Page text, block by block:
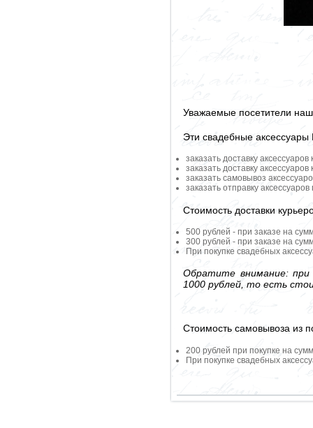
Уважаемые посетители
Эти свадебные
заказать доставку
заказать доставку
заказать самовывоз
заказать отправку
Стоимость доставки
500 рублей - при заказе на
300 рублей - при заказе на
При покупке свадебных
Обратите внимание: при
1000 рублей, то есть
Стоимость самовывоза из
200 рублей при покупке на
При покупке свадебных